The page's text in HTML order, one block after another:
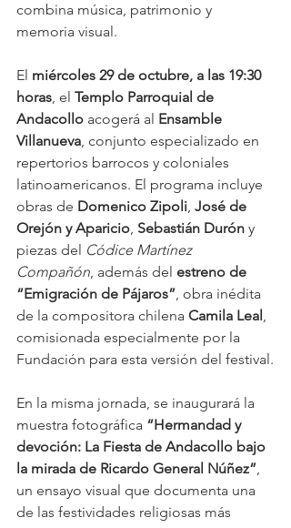
combina música, patrimonio y
memoria visual.
El miércoles 29 de octubre, a las 19:30
horas, el Templo Parroquial de
Andacollo acogerá al Ensamble
Villanueva, conjunto especializado en
repertorios barrocos y coloniales
latinoamericanos. El programa incluye
obras de Domenico Zipoli, José de
Orejón y Aparicio, Sebastián Durón y
piezas del Códice Martínez
Compañón, además del estreno de
“Emigración de Pájaros”, obra inédita
de la compositora chilena Camila Leal ,
comisionada especialmente por la
Fundación para esta versión del festival.
En la misma jornada, se inaugurará la
muestra fotográfica “Hermandad y
devoción: La Fiesta de Andacollo bajo
la mirada de Ricardo General Núñez”,
un ensayo visual que documenta una
de las festividades religiosas más